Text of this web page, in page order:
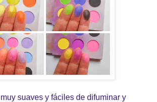
suaves y fáciles de difuminar y